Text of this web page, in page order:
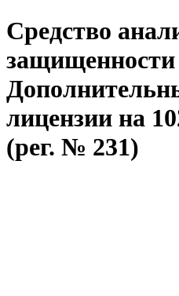
Средство
лицензии на
(рег. № 231)